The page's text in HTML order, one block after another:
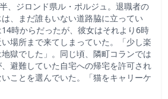
、ジロンド県ル・ポルジュ。退職者の
、まだ誰もいない道路脇に立ってい
時からだったが、彼女はそれより6時
場所まで来てしまっていた。「少し楽
獄でした」。同じ頃、隣町コランでは
避難していた自宅への帰宅を許可され
ことを選んでいた。「猫をキャリーケ